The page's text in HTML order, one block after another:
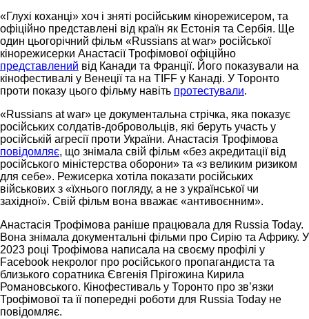
«Глухі коханці» хоч і зняті російським кінорежисером, та
офіційно представлені від країн як Естонія та Сербія. Ще
один цьогорічний фільм «Russians at war» російської
кінорежисерки Анастасії Трофімової офіційно
представлений від Канади та Франції. Його показували на
кінофестивалі у Венеції та на TIFF у Канаді. У Торонто
проти показу цього фільму навіть протестували.
«Russians at war» це документальна стрічка, яка показує
російських солдатів-добровольців, які беруть участь у
російській агресії проти України. Анастасія Трофімова
повідомляє, що знімала свій фільм «без акредитації від
російського міністерства оборони» та «з великим ризиком
для себе». Режисерка хотіла показати російських
військових з «їхнього погляду, а не з української чи
західної». Свій фільм вона вважає «антивоєнним».
Анастасія Трофімова раніше працювала для Russia Today.
Вона знімала документальні фільми про Сирію та Африку. У
2023 році Трофімова написала на своєму профілі у
Facebook некролог про російського пропагандиста та
близького соратника Євгенія Прігожина Кирила
Романовського. Кінофестиваль у Торонто про зв’язки
Трофімової та її попередні роботи для Russia Today не
повідомляє.